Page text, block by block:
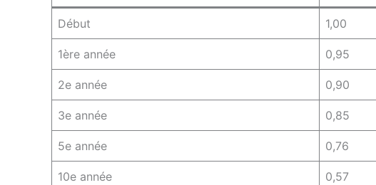
Début 1,00
1ère année 0,95
2e année 0,90
3e année 0,85
5e année 0,76
10e année 0,57